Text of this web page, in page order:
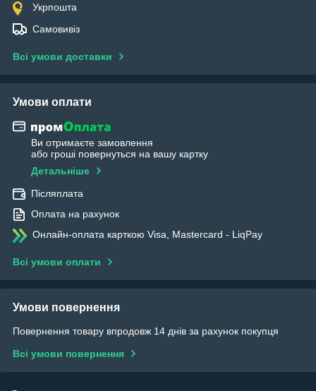
Укрпошта
Самовивіз
Всі умови доставки
Умови оплати
Ви отримаєте замовлення
або гроші повернуться на вашу картку
Детальніше
Післяплата
Оплата на рахунок
Онлайн-оплата карткою Visa, Mastercard - LiqPay
Всі умови оплати
Умови повернення
Повернення товару впродовж 14 днів за рахунок покупця
Всі умови повернення